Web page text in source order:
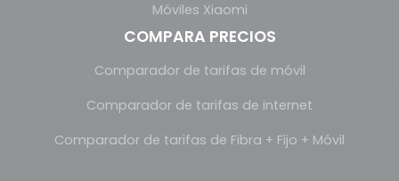
Móviles Xiaomi
COMPARA PRECIOS
Comparador de tarifas de móvil
Comparador de tarifas de internet
Comparador de tarifas de Fibra + Fijo + Móvil